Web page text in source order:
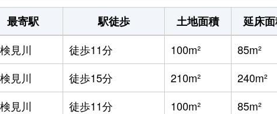
最寄駅 駅徒歩 土地面積 延床
見川 徒歩11分 100m² 85m²
見川 徒歩15分 210m² 240m²
見川 徒歩11分 100m² 85m²